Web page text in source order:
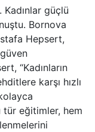
güçlü
Bornova
Hepsert,
“Kadınların
karşı hızlı
eğitimler, hem